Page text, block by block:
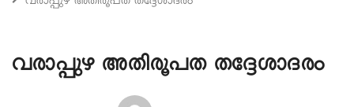
വരാപ്പുഴ അതിരൂപത തദ്ദേശാദരം